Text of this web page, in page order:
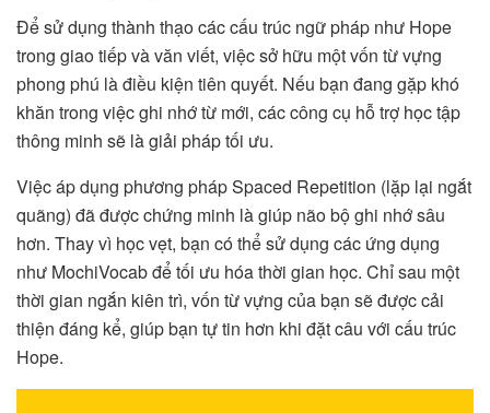
Để sử dụng thành thạo các cấu trúc ngữ pháp như Hope
trong giao tiếp và văn viết, việc sở hữu một vốn từ vựng
phong phú là điều kiện tiên quyết. Nếu bạn đang gặp khó
khăn trong việc ghi nhớ từ mới, các công cụ hỗ trợ học tập
thông minh sẽ là giải pháp tối ưu.
Việc áp dụng phương pháp Spaced Repetition (lặp lại ngắt
quãng) đã được chứng minh là giúp não bộ ghi nhớ sâu
hơn. Thay vì học vẹt, bạn có thể sử dụng các ứng dụng
như MochiVocab để tối ưu hóa thời gian học. Chỉ sau một
thời gian ngắn kiên trì, vốn từ vựng của bạn sẽ được cải
thiện đáng kể, giúp bạn tự tin hơn khi đặt câu với cấu trúc
Hope.